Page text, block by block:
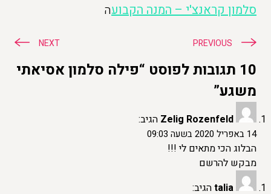
סלמון קראנצ'י – המנה הקבועה
ניווטPREVIOUS
NEXT
10 תגובות לפוסט “פילה סלמון אסיאתי
משגע”
Zelig Rozenfeld הגיב:
14 באפריל 2020 בשעה 09:03
הבלוג הכי מתאים לי !!!
מבקש להרשם
taliaהגיב: